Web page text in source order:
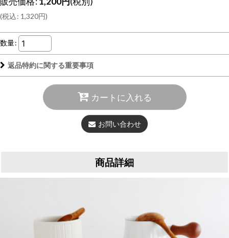
(税込: 1,320円)
数量:
返品特約に関する重要事項
カートに入れる
お問い合わせ
商品詳細